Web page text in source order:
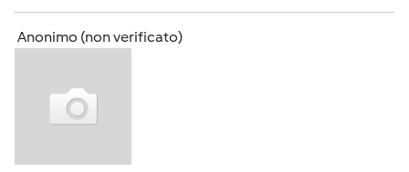
Anonimo (non verificato)